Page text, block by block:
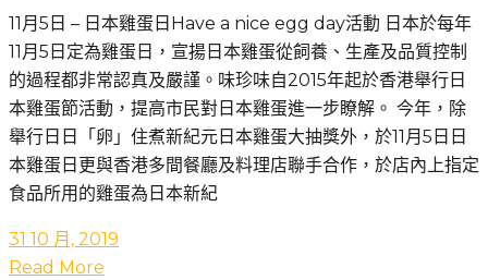
11月5日 – 日本雞蛋日Have a nice egg day活動 日本於每年
11月5日定為雞蛋日，宣揚日本雞蛋從飼養、生產及品質控制
的過程都非常認真及嚴謹。味珍味自2015年起於香港舉行日
本雞蛋節活動，提高市民對日本雞蛋進一步瞭解。 今年，除
舉行日日「卵」住煮新紀元日本雞蛋大抽獎外，於11月5日日
本雞蛋日更與香港多間餐廳及料理店聯手合作，於店內上指定
食品所用的雞蛋為日本新紀
31 10 月, 2019
Read More